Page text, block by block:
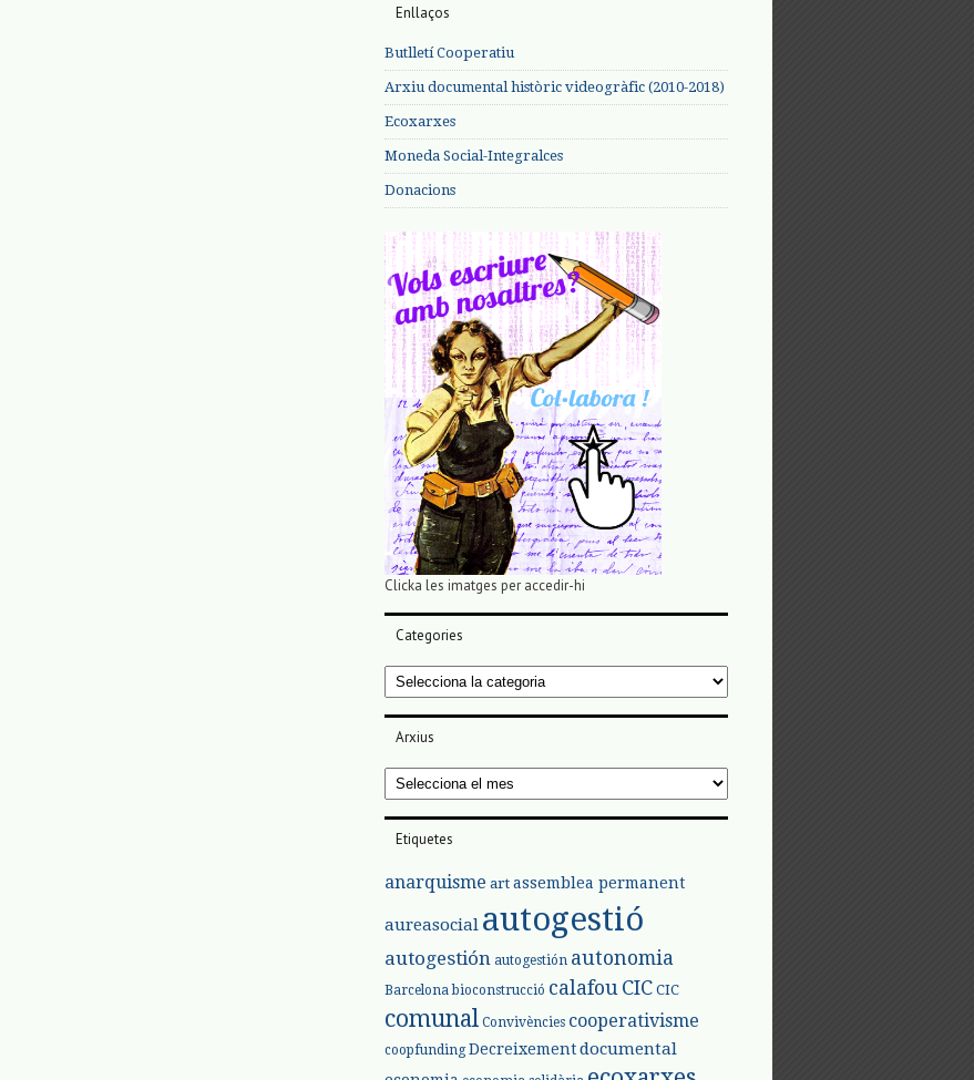
Enllaços
Butlletí Cooperatiu
Arxiu documental històric videogràfic (2010-2018)
Ecoxarxes
Moneda Social-Integralces
Donacions
Clicka les imatges per accedir-hi
Categories
Categories
Arxius
Arxius
Etiquetes
anarquisme art assemblea permanent
aureasocial autogestió
autogestión autogestión autonomia
Barcelona bioconstrucció calafou CIC CIC
comunal Convivències cooperativisme
coopfunding Decreixementdocumental